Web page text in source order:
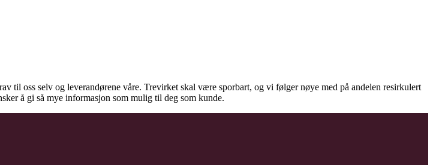
til oss selv og leverandørene våre. Trevirket skal være sporbart, og vi følger nøye med på andelen resirkulert
å gi så mye informasjon som mulig til deg som kunde.